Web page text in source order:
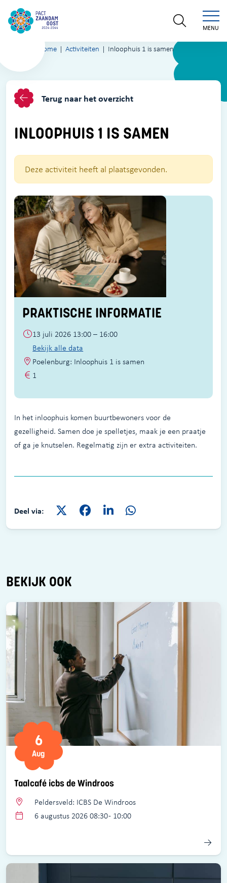
MENU
Home Activiteiten Inloophuis 1 is samen
Terug naar het overzicht
INLOOPHUIS 1 IS SAMEN
Deze activiteit heeft al plaatsgevonden.
PRAKTISCHE INFORMATIE
13 juli 2026 13:00 – 16:00
Bekijk alle data
Poelenburg: Inloophuis 1 is samen
1
In het inloophuis komen buurtbewoners voor de
gezelligheid. Samen doe je spelletjes, maak je een praatje
of ga je knutselen. Regelmatig zijn er extra activiteiten.
Deel via:
BEKIJK OOK
Taalcafé icbs de Windroos
6
Aug
Peldersveld: ICBS De Windroos
6 augustus 2026 08:30 - 10:00